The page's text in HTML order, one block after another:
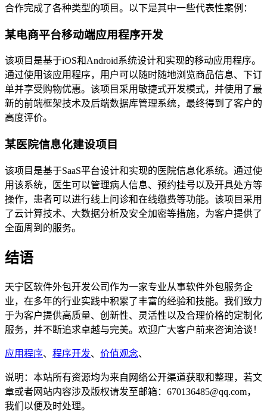
合作完成了各种类型的项目。以下是其中一些代表性案例：
某电商平台移动端应用程序开发
该项目是基于iOS和Android系统设计和实现的移动应用程序。
通过使用该应用程序，用户可以随时随地浏览商品信息、下订
单并享受购物优惠。该项目采用敏捷式开发模式，并使用了最
新的前端框架技术及后端数据库管理系统，最终得到了客户的
高度评价。
某医院信息化建设项目
该项目是基于SaaS平台设计和实现的医院信息化系统。通过使
用该系统，医生可以管理病人信息、预约挂号以及开具处方等
操作，患者可以进行线上问诊和在线缴费等功能。该项目采用
了云计算技术、大数据分析及安全加密等措施，为客户提供了
全面周到的服务。
结语
天宁区软件外包开发公司作为一家专业从事软件外包服务企
业，在多年的行业实践中积累了丰富的经验和技能。我们致力
于为客户提供高质量、创新性、灵活性以及合理价格的定制化
服务，并不断追求卓越与完美。欢迎广大客户前来咨询洽谈！
应用程序、 程序开发、 价值观念、
说明：本站所有资源均为来自网络公开渠道获取和整理，若文
章或者网站内容涉及版权请发至邮箱：670136485@qq.com，
我们以便及时处理。